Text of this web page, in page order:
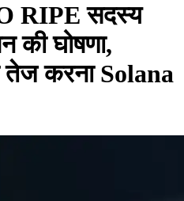
RIPE सदस्य
की घोषणा,
तेज करना Solana